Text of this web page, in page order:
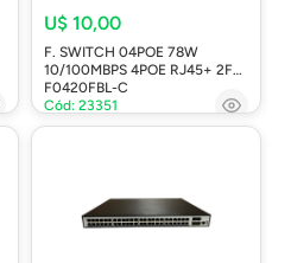
U$ 10,00
F. SWITCH 04POE 78W
10/100MBPS 4POE RJ45+ 2FE
F0420FBL-C
Cód: 23351